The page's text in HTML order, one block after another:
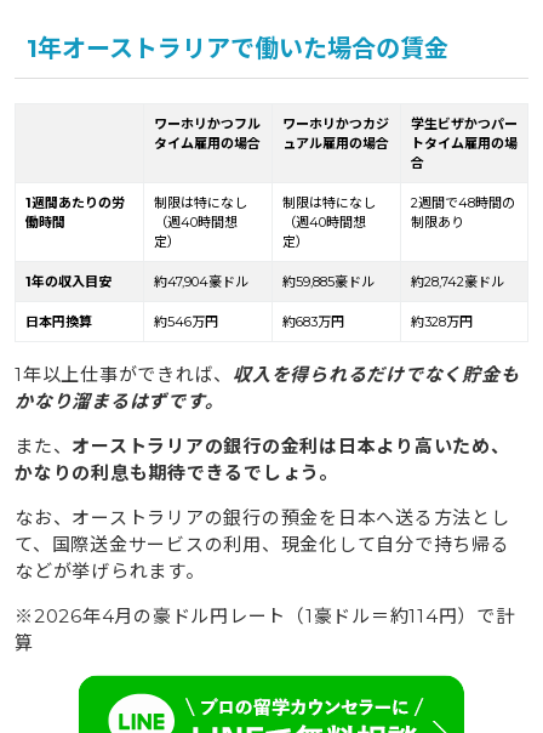
1年オーストラリアで働いた場合の賃金
ワーホリかつフル
タイム雇用の場合
ワーホリかつカジ
ュアル雇用の場合
学生ビザかつパー
トタイム雇用の場
合
1週間あたりの労
働時間
制限は特になし
（週40時間想
定）
制限は特になし
（週40時間想
定）
2週間で48時間の
制限あり
1年の収入目安 約47,904豪ドル 約59,885豪ドル 約28,742豪ドル
日本円換算 約546万円 約683万円 約328万円
1年以上仕事ができれば、 収入を得られるだけでなく貯金も
かなり溜まるはずです。
また、 オーストラリアの銀行の金利は日本より高いため、
かなりの利息も期待できるでしょう。
なお、オーストラリアの銀行の預金を日本へ送る方法とし
て、国際送金サービスの利用、現金化して自分で持ち帰る
などが挙げられます。
※2026年4月の豪ドル円レート（1豪ドル＝約114円）で計
算